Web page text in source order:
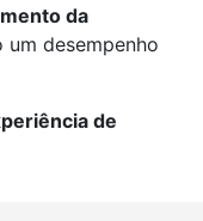
da
um desempenho
de